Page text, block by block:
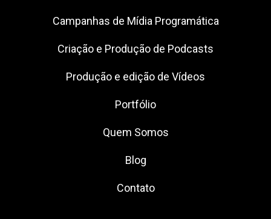
Campanhas de Mídia Programática
Criação e Produção de Podcasts
Produção e edição de Vídeos
Portfólio
Quem Somos
Blog
Contato